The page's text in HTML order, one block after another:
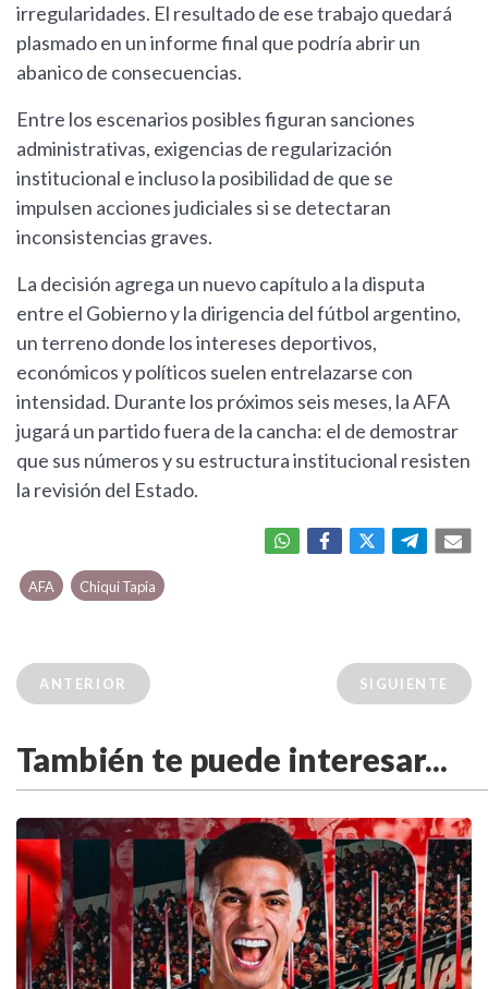
irregularidades. El resultado de ese trabajo quedará
plasmado en un informe final que podría abrir un
abanico de consecuencias.
Entre los escenarios posibles figuran sanciones
administrativas, exigencias de regularización
institucional e incluso la posibilidad de que se
impulsen acciones judiciales si se detectaran
inconsistencias graves.
La decisión agrega un nuevo capítulo a la disputa
entre el Gobierno y la dirigencia del fútbol argentino,
un terreno donde los intereses deportivos,
económicos y políticos suelen entrelazarse con
intensidad. Durante los próximos seis meses, la AFA
jugará un partido fuera de la cancha: el de demostrar
que sus números y su estructura institucional resisten
la revisión del Estado.
AFA Chiqui Tapia
ANTERIOR SIGUIENTE
También te puede interesar...